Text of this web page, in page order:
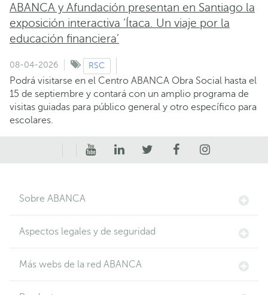
ABANCA y Afundación presentan en Santiago la
exposición interactiva ‘Ítaca. Un viaje por la
educación financiera’
08-04-2026 RSC
Podrá visitarse en el Centro ABANCA Obra Social hasta el
15 de septiembre y contará con un amplio programa de
visitas guiadas para público general y otro específico para
escolares.
Sobre ABANCA
Aspectos legales y de seguridad
Más webs de la red ABANCA